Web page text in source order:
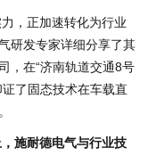
，正加速转化为行业
研发专家详细分享了其
，在“济南轨道交通8号
了固态技术在车载直
施耐德电气与行业技